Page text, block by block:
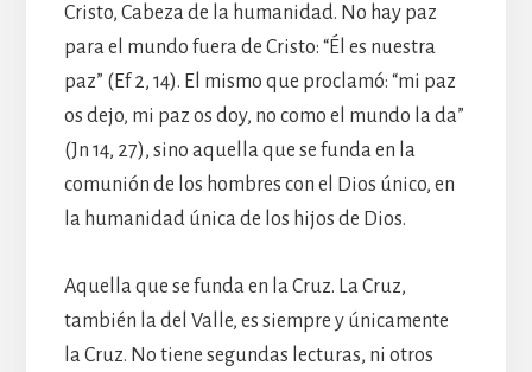
Cristo, Cabeza de la humanidad. No hay paz
para el mundo fuera de Cristo: “Él es nuestra
paz” (Ef 2, 14). El mismo que proclamó: “mi paz
os dejo, mi paz os doy, no como el mundo la da”
(Jn 14, 27), sino aquella que se funda en la
comunión de los hombres con el Dios único, en
la humanidad única de los hijos de Dios.
Aquella que se funda en la Cruz. La Cruz,
también la del Valle, es siempre y únicamente
la Cruz. No tiene segundas lecturas, ni otros